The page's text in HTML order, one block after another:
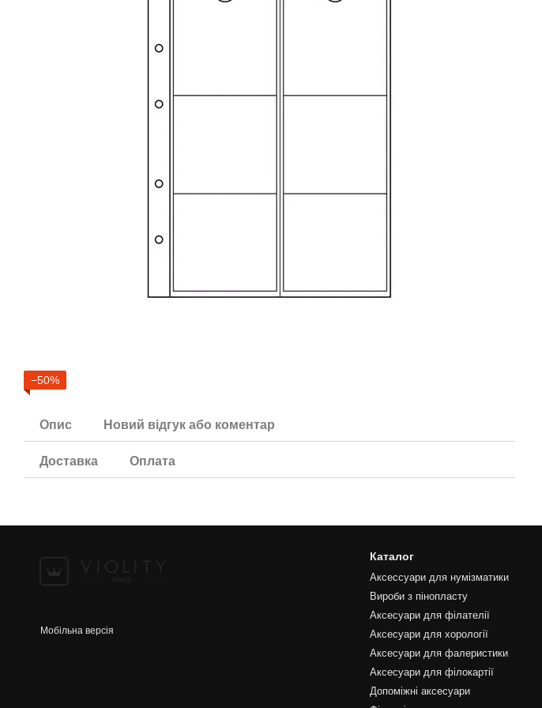
−50%
Опис Новий відгук або коментар
Доставка Оплата
Мобільна версія
Каталог
Аксессуари для нумізматики
Вироби з пінопласту
Аксесуари для філателії
Аксесуари для хорології
Аксесуари для фалеристики
Аксесуари для філокартії
Допоміжні аксесуари